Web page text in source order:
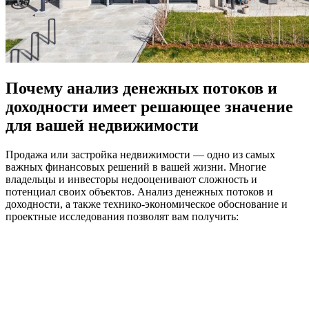
Почему анализ денежных потоков и
доходности имеет решающее значение
для вашей недвижимости
Продажа или застройка недвижимости — одно из самых
важных финансовых решений в вашей жизни. Многие
владельцы и инвесторы недооценивают сложность и
потенциал своих объектов. Анализ денежных потоков и
доходности, а также технико-экономическое обоснование и
проектные исследования позволят вам получить: